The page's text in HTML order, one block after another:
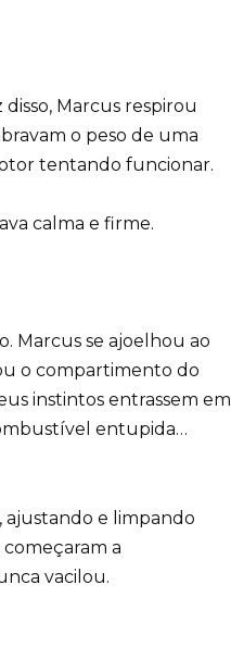
Marcus respirou
o peso de uma
tentando funcionar.
calma e firme.
Marcus se ajoelhou ao
o compartimento do
instintos entrassem em
entupida…
ajustando e limpando
começaram a
vacilou.